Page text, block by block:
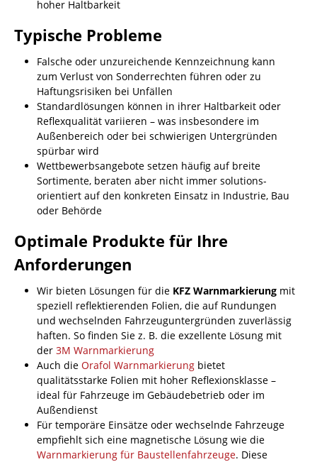
hoher Haltbarkeit
Typische Probleme
Falsche oder unzureichende Kennzeichnung kann
zum Verlust von Sonderrechten führen oder zu
Haftungsrisiken bei Unfällen
Standardlösungen können in ihrer Haltbarkeit oder
Reflexqualität variieren – was insbesondere im
Außenbereich oder bei schwierigen Untergründen
spürbar wird
Wettbewerbsangebote setzen häufig auf breite
Sortimente, beraten aber nicht immer solutions-
orientiert auf den konkreten Einsatz in Industrie, Bau
oder Behörde
Optimale Produkte für Ihre
Anforderungen
Wir bieten Lösungen für die KFZ Warnmarkierung mit
speziell reflektierenden Folien, die auf Rundungen
und wechselnden Fahrzeuguntergründen zuverlässig
haften. So finden Sie z. B. die exzellente Lösung mit
der 3M Warnmarkierung
Auch die Orafol Warnmarkierung bietet
qualitätsstarke Folien mit hoher Reflexionsklasse –
ideal für Fahrzeuge im Gebäudebetrieb oder im
Außendienst
Für temporäre Einsätze oder wechselnde Fahrzeuge
empfiehlt sich eine magnetische Lösung wie die
Warnmarkierung für Baustellenfahrzeuge. Diese